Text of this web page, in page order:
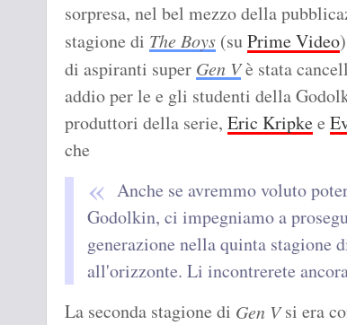
sorpresa, nel bel mezzo della
stagione di The Boys (suPrime Video
di aspiranti super Gen Vè stata
addio per le e gli studenti della
produttori della serie, Eric Kripkee
che
Anche se avremmo voluto
Godolkin, ci impegniamo a
generazione nella quinta
all'orizzonte. Li incontrerete
La seconda stagione di Gen Vsi era